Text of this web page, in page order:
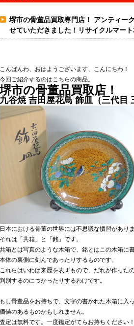
堺市の骨董品買取専門店！ アンティー
せていただきました！リサイクルマー
こんばんわ、おはようございます、こんにちわ！
今回ご紹介するのはこちらの商品。
堺市の骨董品買取店！
九谷焼 吉田屋花鳥 飾皿（三代目
日本における骨董の世界には不思議な慣習がありま
それは「共箱」と「銘」です。
共箱とは写真のような木箱で、銘とはこの木箱に
本体の裏側に刻んであったりするものです。
これらはいわば来歴を表すもので、だれが作った
判別するのにつかったりするわけです。
もし骨董品をお持ちで、文字の書かれた木箱に入
価値のあるものかもしれません。
査定は無料です。一度鑑定がてらお持ちください！